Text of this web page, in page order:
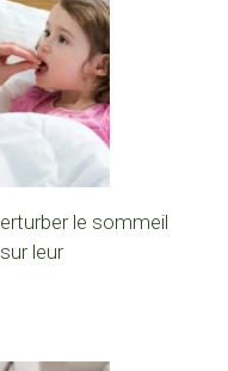
le sommeil
leur